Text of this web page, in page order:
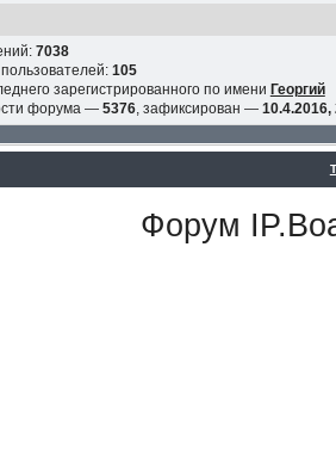
7038
105
зарегистрированного по имени Георгий
форума — 5376, зафиксирован — 10.4.2016,
Форум